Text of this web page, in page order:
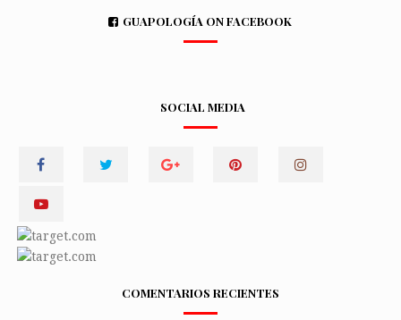
GUAPOLOGÍA ON FACEBOOK
SOCIAL MEDIA
COMENTARIOS RECIENTES